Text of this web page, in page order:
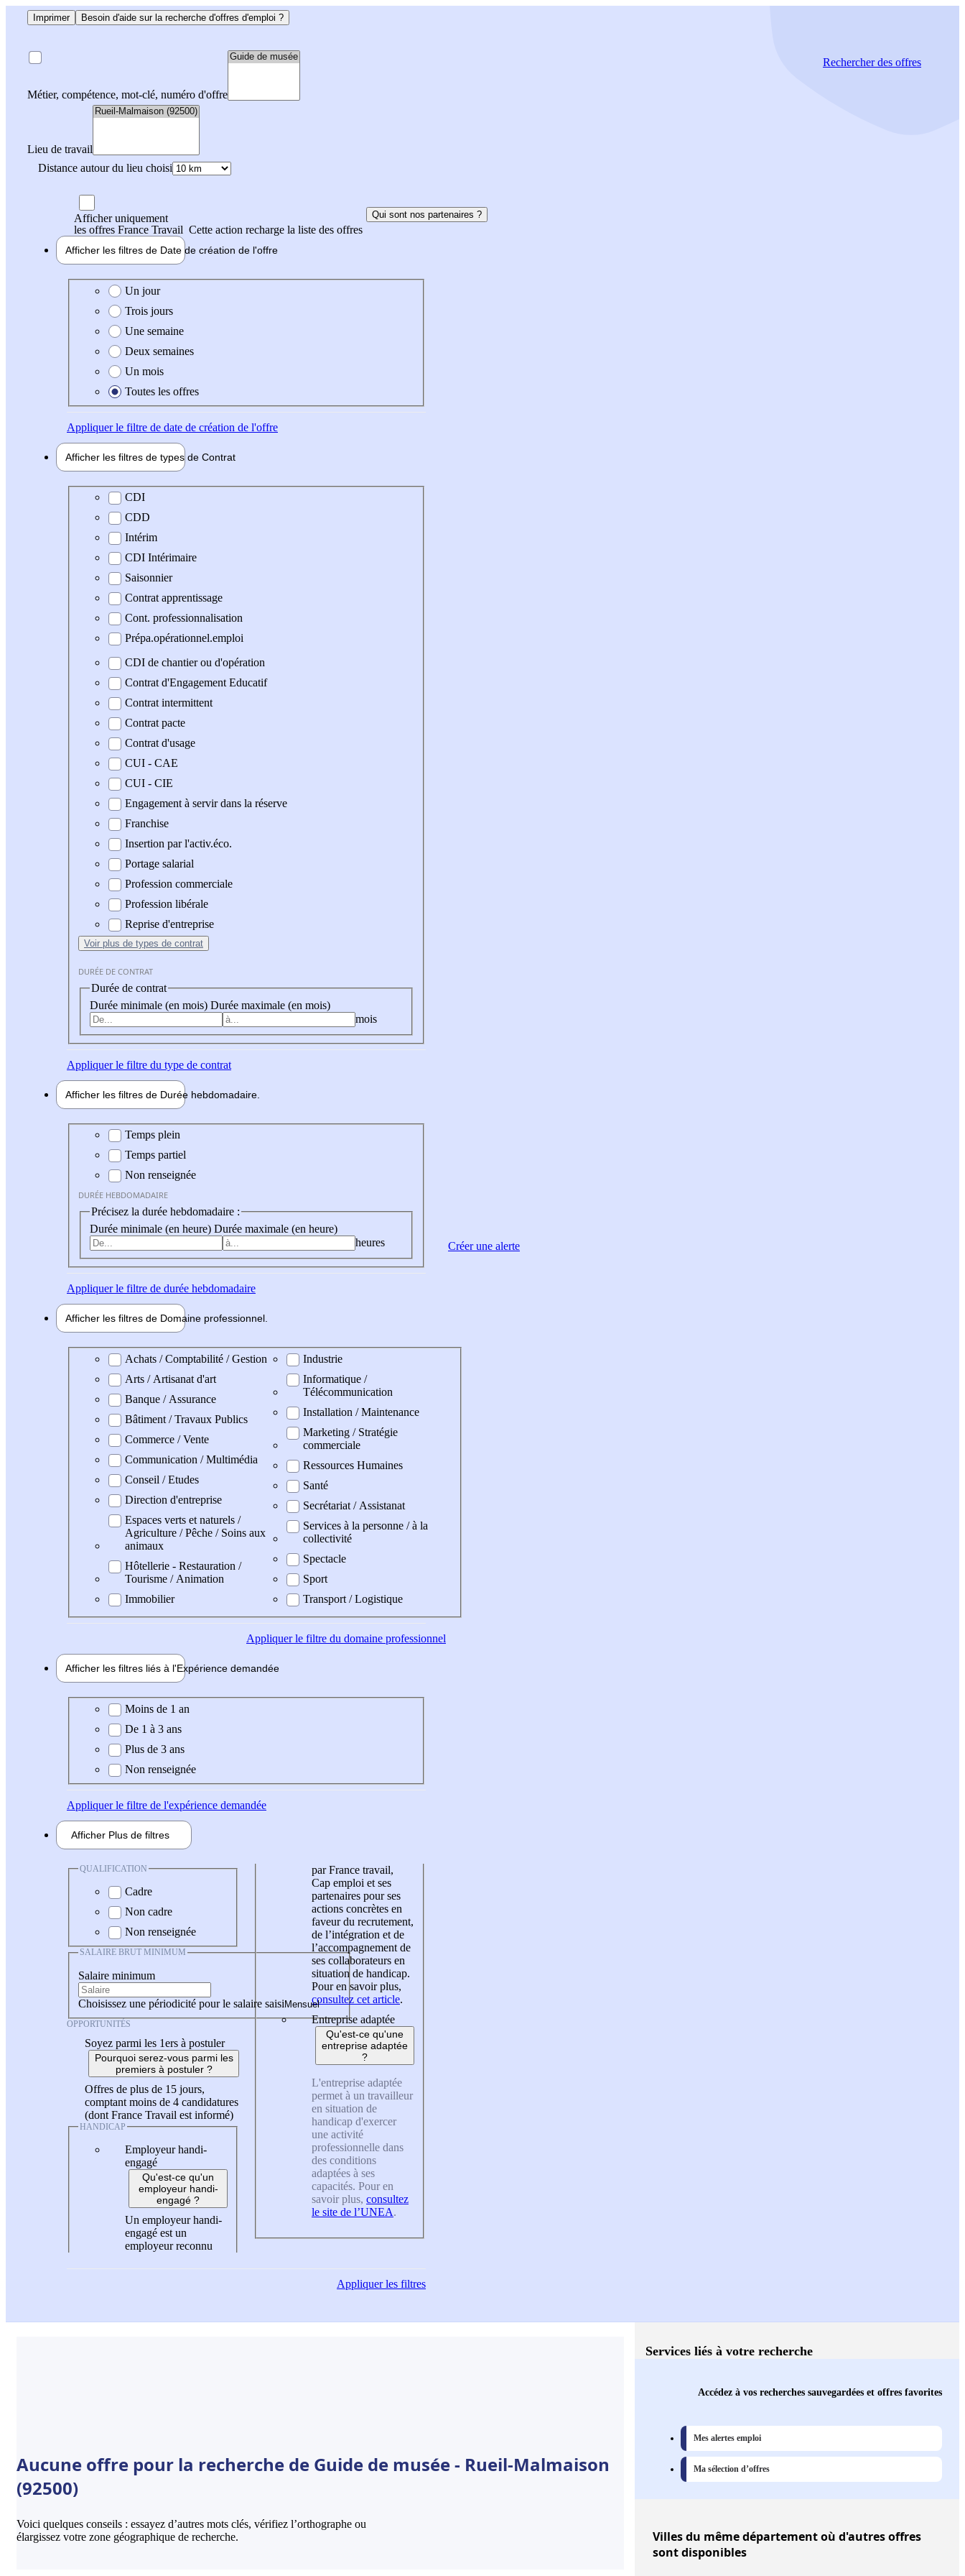
Imprimer Besoin d'aide sur la recherche d'offres d'emploi ?
Métier, compétence, mot-clé, numéro d'offre
Lieu de travail
Distance autour du lieu choisi
Rechercherdes offres
Afficher uniquement
les offres France Travail Cette action recharge la liste des offres
Qui sont nos partenaires ?
Afficher les filtres de Date de création de l'offre
Date de création de l'offre
Un jour
Trois jours
Une semaine
Deux semaines
Un mois
Toutes les offres
Appliquerle filtre de date de création de l'offre
Afficher les filtres de types de Contrat
Type de contrat
CDI
CDD
Intérim
CDI Intérimaire
Saisonnier
Contrat apprentissage
Cont. professionnalisation
Prépa.opérationnel.emploi
CDI de chantier ou d'opération
Contrat d'Engagement Educatif
Contrat intermittent
Contrat pacte
Contrat d'usage
CUI - CAE
CUI - CIE
Engagement à servir dans la réserve
Franchise
Insertion par l'activ.éco.
Portage salarial
Profession commerciale
Profession libérale
Reprise d'entreprise
Voir plus de types de contrat
DURÉE DE CONTRAT
Durée de contrat
Durée minimale (en mois) Durée maximale (en mois)
mois
Appliquerle filtre du type de contrat
Afficher les filtres de Durée hebdomadaire
Durée hebdomadaire
Temps plein
Temps partiel
Non renseignée
DURÉE HEBDOMADAIRE
Précisez la durée hebdomadaire :
Durée minimale (en heure) Durée maximale (en heure)
heures
Appliquerle filtre de durée hebdomadaire
Afficher les filtres de Domaine professionnel
Domaine professionel
Achats / Comptabilité / Gestion
Arts / Artisanat d'art
Banque / Assurance
Bâtiment / Travaux Publics
Commerce / Vente
Communication / Multimédia
Conseil / Etudes
Direction d'entreprise
Espaces verts et naturels /
Agriculture / Pêche / Soins aux
animaux
Hôtellerie - Restauration /
Tourisme / Animation
Immobilier
Industrie
Informatique /
Télécommunication
Installation / Maintenance
Marketing / Stratégie
commerciale
Ressources Humaines
Santé
Secrétariat / Assistanat
Services à la personne / à la
collectivité
Spectacle
Sport
Transport / Logistique
Appliquerle filtre du domaine professionnel
Afficher les filtres liés à l'Expérience demandée
Expérience demandée
Moins de 1 an
De 1 à 3 ans
Plus de 3 ans
Non renseignée
Appliquerle filtre de l'expérience demandée
Afficher Plus de filtres
QUALIFICATION
Cadre
Non cadre
Non renseignée
SALAIRE BRUT MINIMUM
Salaire minimum
Choisissez une périodicité pour le salaire saisi
OPPORTUNITÉS
Soyez parmi les 1ers à postuler
Pourquoi serez-vous parmi les
premiers à postuler ?
Offres de plus de 15 jours,
comptant moins de 4 candidatures
(dont France Travail est informé)
HANDICAP
Employeur handi-
engagé
Qu'est-ce qu'un
employeur handi-
engagé ?
Un employeur handi-
engagé est un
employeur reconnu
par France travail,
Cap emploi et ses
partenaires pour ses
actions concrètes en
faveur du recrutement,
de l’intégration et de
l’accompagnement de
ses collaborateurs en
situation de handicap.
Pour en savoir plus,
consultez cet article.
Entreprise adaptée
Qu'est-ce qu'une
entreprise adaptée
?
L'entreprise adaptée
permet à un travailleur
en situation de
handicap d'exercer
une activité
professionnelle dans
des conditions
adaptées à ses
capacités. Pour en
savoir plus, consultez
le site de l’UNEA.
Appliquerles filtres
Créer une alerte
Aucune offre pour la recherche de Guide de musée - Rueil-Malmaison
(92500)
Voici quelques conseils : essayez d’autres mots clés, vérifiez l’orthographe ou
élargissez votre zone géographique de recherche.
Services liés à votre recherche
Accédez à vos recherches sauvegardées et offres favorites
Mes alertes emploi
Ma sélection d’offres
Villesdu même département où d'autres offres
sont disponibles